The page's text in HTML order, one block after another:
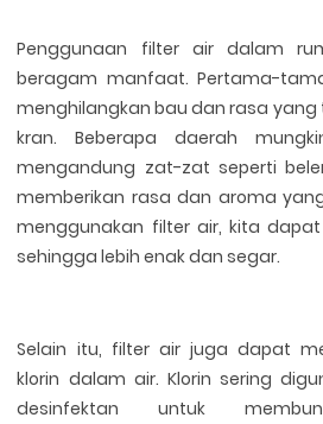
Penggunaan filter air dalam
beragam manfaat. Pertama-
menghilangkan bau dan rasa yang
kran. Beberapa daerah
mengandung zat-zat seperti
memberikan rasa dan aroma
menggunakan filter air, kita
sehingga lebih enak dan segar.
Selain itu, filter air juga dapat
klorin dalam air. Klorin sering
desinfektan untuk